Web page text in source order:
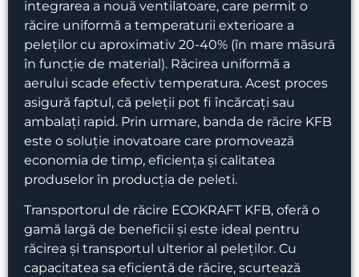
integrarea a nouă ventilatoare, care permit o
răcire uniformă a temperaturii exterioare a
peleților cu aproximativ 20-40% (în mare măsură
în funcție de material). Răcirea uniformă a
aerului scade efectiv temperatura. Acest proces
asigură faptul, că peleții pot fi încărcați sau
ambalați rapid. Prin urmare, banda de răcire KFB
este o soluție inovatoare care promovează
economia de timp, eficiența și calitatea
produselor în producția de peleti.
Transportorul de răcire ECOKRAFT KFB, oferă o
gamă largă de beneficii și este ideal pentru
răcirea și transportul ulterior al peleților. Cu
capacitatea sa eficientă de răcire, scurtează